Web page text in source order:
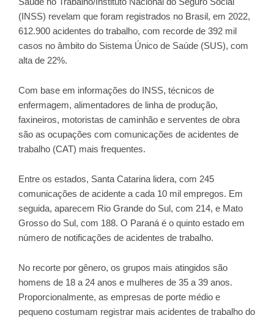
(INSS) revelam que foram registrados no Brasil, em 2022,
612.900 acidentes do trabalho, com recorde de 392 mil
casos no âmbito do Sistema Único de Saúde (SUS), com
alta de 22%.
Com base em informações do INSS, técnicos de
enfermagem, alimentadores de linha de produção,
faxineiros, motoristas de caminhão e serventes de obra
são as ocupações com comunicações de acidentes de
trabalho (CAT) mais frequentes.
Entre os estados, Santa Catarina lidera, com 245
comunicações de acidente a cada 10 mil empregos. Em
seguida, aparecem Rio Grande do Sul, com 214, e Mato
Grosso do Sul, com 188. O Paraná é o quinto estado em
número de notificações de acidentes de trabalho.
No recorte por gênero, os grupos mais atingidos são
homens de 18 a 24 anos e mulheres de 35 a 39 anos.
Proporcionalmente, as empresas de porte médio e
pequeno costumam registrar mais acidentes de trabalho do